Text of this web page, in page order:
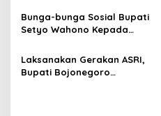
t
o
Legalitas dan UKW
Anggota
Bunga-bunga Sosial Bupati
Setyo Wahono Kepada
Penyandang Disabilitas di
Kasiman
Laksanakan Gerakan ASRI,
Bupati Bojonegoro